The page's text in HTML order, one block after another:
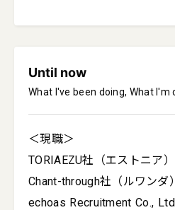
Until now
What I've been doing, What I'm
＜現職＞
TORIAEZU社（エストニア
Chant-through社（ルワンダ
echoas Recruitment Co.,